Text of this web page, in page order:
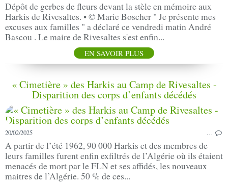
Dépôt de gerbes de fleurs devant la stèle en mémoire aux
Harkis de Rivesaltes. • © Marie Boscher " Je présente mes
excuses aux familles " a déclaré ce vendredi matin André
Bascou . Le maire de Rivesaltes s'est enfin...
EN SAVOIR PLUS
« Cimetière » des Harkis au Camp de Rivesaltes -
Disparition des corps d’enfants décédés
20/02/2025 …
A partir de l’été 1962, 90 000 Harkis et des membres de
leurs familles furent enfin exfiltrés de l’Algérie où ils étaient
menacés de mort par le FLN et ses affidés, les nouveaux
maitres de l’Algérie. 50 % de ces...